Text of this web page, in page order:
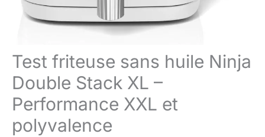
Test friteuse sans huile Ninja
Double Stack XL –
Performance XXL et
polyvalence